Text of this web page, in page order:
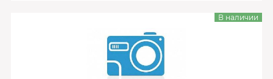
В наличии